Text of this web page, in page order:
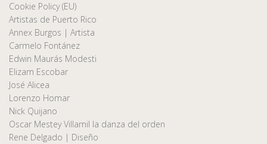
Cookie Policy (EU)
Artistas de Puerto Rico
Annex Burgos | Artista
Carmelo Fontánez
Edwin Maurás Modesti
Elizam Escobar
José Alicea
Lorenzo Homar
Nick Quijano
Oscar Mestey Villamil la danza del orden
Rene Delgado | Diseño